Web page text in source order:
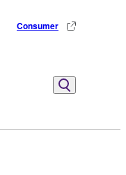
Consumer